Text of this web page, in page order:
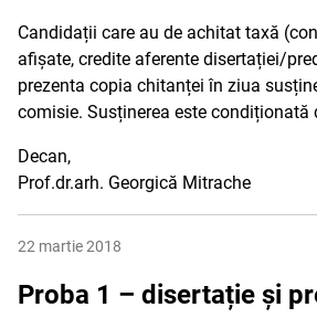
Candidații care au de achitat taxă
afișate, credite aferente disertației/
prezenta copia chitanței în ziua
comisie. Susținerea este condiționată
Decan,
Prof.dr.arh. Georgică Mitrache
22 martie 2018
Proba 1 – disertație și